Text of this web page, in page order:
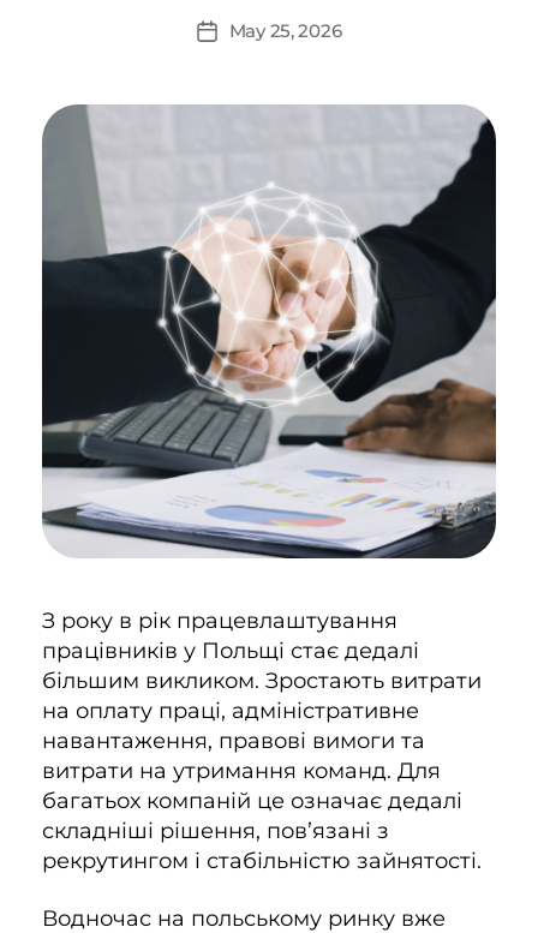
May 25, 2026
З року в рік працевлаштування
працівників у Польщі стає дедалі
більшим викликом. Зростають витрати
на оплату праці, адміністративне
навантаження, правові вимоги та
витрати на утримання команд. Для
багатьох компаній це означає дедалі
складніші рішення, пов’язані з
рекрутингом і стабільністю зайнятості.
Водночас на польському ринку вже